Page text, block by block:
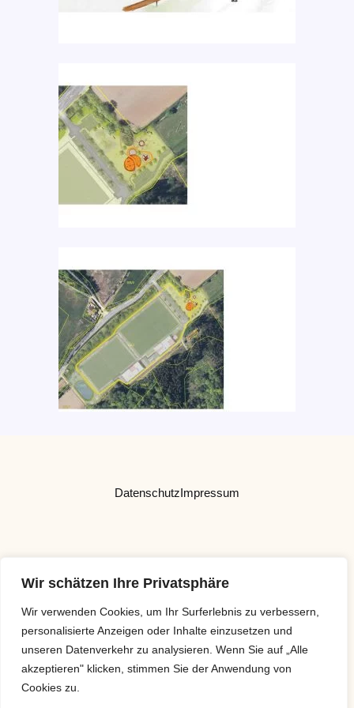
Wir schätzen Ihre Privatsphäre
Wir verwenden Cookies, um Ihr Surferlebnis zu verbessern,
personalisierte Anzeigen oder Inhalte einzusetzen und
unseren Datenverkehr zu analysieren. Wenn Sie auf „Alle
akzeptieren" klicken, stimmen Sie der Anwendung von
Cookies zu.
Datenschutz Impressum
Copyright © 2026 Brandweiner-Schrott KG | Powered by IB Lebensraum -